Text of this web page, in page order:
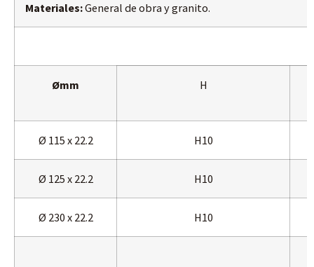
Materiales:General de obra y granito.
Ømm H
Ø 115 x 22.2 H10
Ø 125 x 22.2 H10
Ø 230 x 22.2 H10